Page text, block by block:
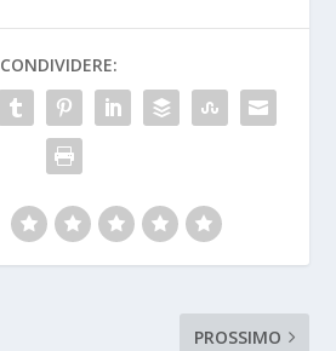
CONDIVIDERE:
PROSSIMO